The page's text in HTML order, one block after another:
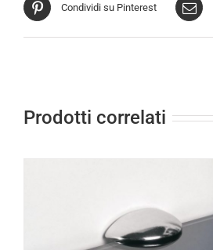
Condividi su Pinterest
Prodotti correlati